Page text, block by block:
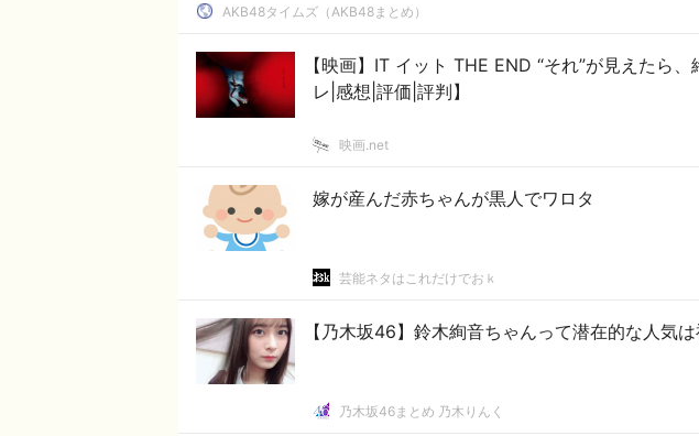
AKB48タイムズ（AKB48まとめ）
【映画】IT イット THE END “それ”が見えたら
レ|感想|評価|評判】
映画.net
嫁が産んだ赤ちゃんが黒人でワロタ
芸能ネタはこれだけでおｋ
【乃木坂46】鈴木絢音ちゃんって潜在的な人気は
乃木坂46まとめ 乃木りんく